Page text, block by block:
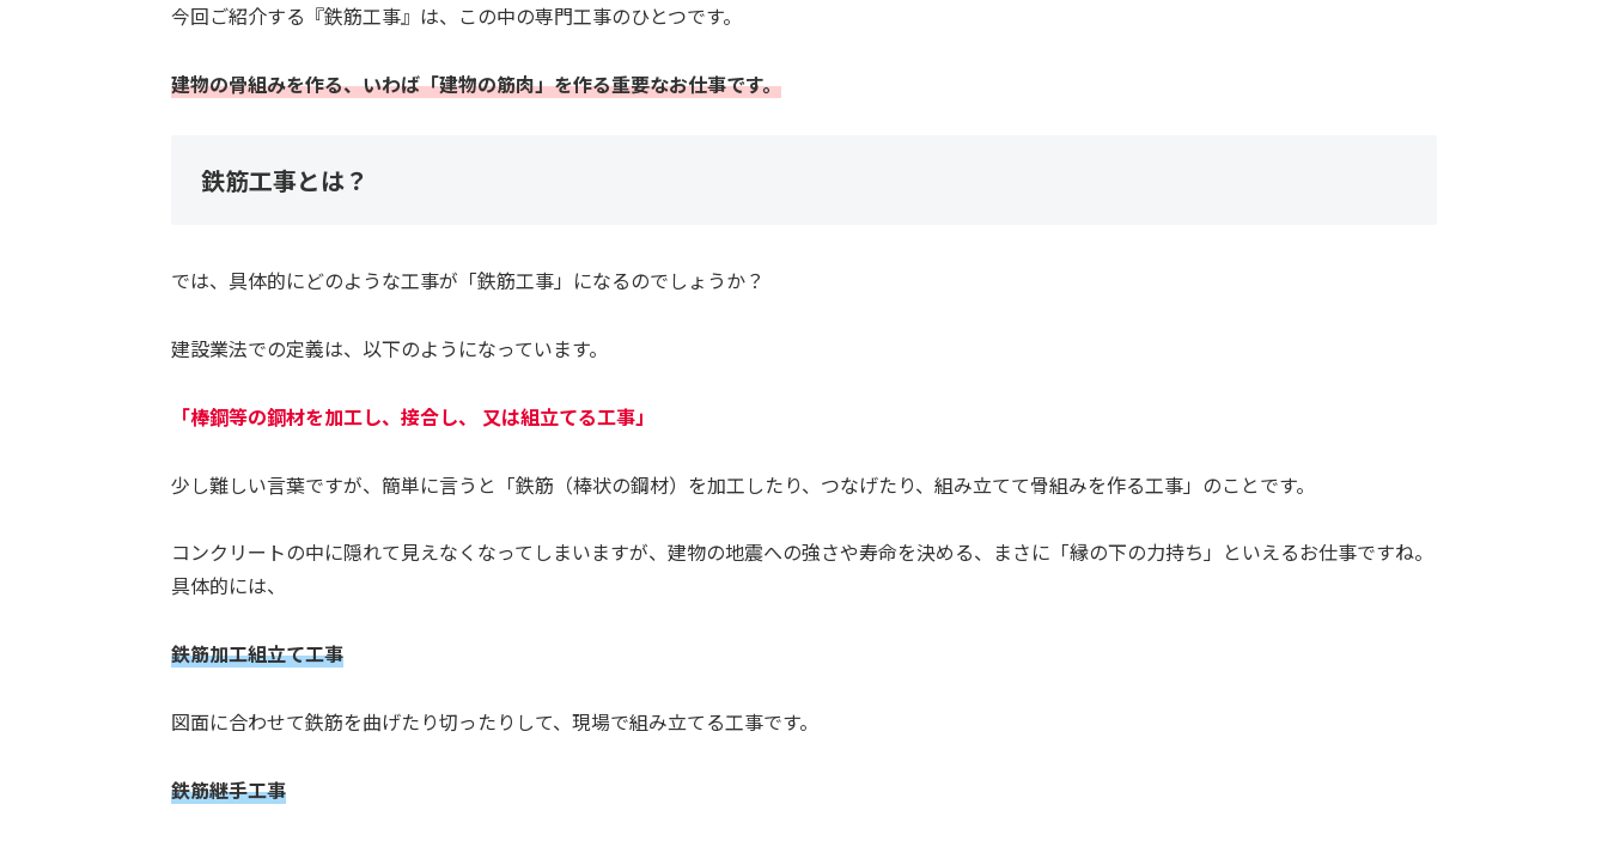
今回ご紹介する『鉄筋工事』は、この中の専門工事のひとつです。
建物の骨組みを作る、いわば「建物の筋肉」を作る重要なお仕事です。
鉄筋工事とは？
では、具体的にどのような工事が「鉄筋工事」になるのでしょうか？
建設業法での定義は、以下のようになっています。
「棒鋼等の鋼材を加工し、接合し、 又は組立てる工事」
少し難しい言葉ですが、簡単に言うと「鉄筋（棒状の鋼材）を加工したり、つなげたり、組み立てて骨組みを作る工事」のことです。
コンクリートの中に隠れて見えなくなってしまいますが、建物の地震への強さや寿命を決める、まさに「縁の下の力持ち」といえるお仕事ですね。
具体的には、
鉄筋加工組立て工事
図面に合わせて鉄筋を曲げたり切ったりして、現場で組み立てる工事です。
鉄筋継手工事